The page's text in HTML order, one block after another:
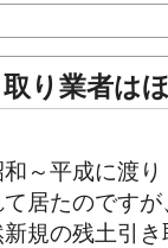
り業者は
～平成に渡
居たのです
規の残土引